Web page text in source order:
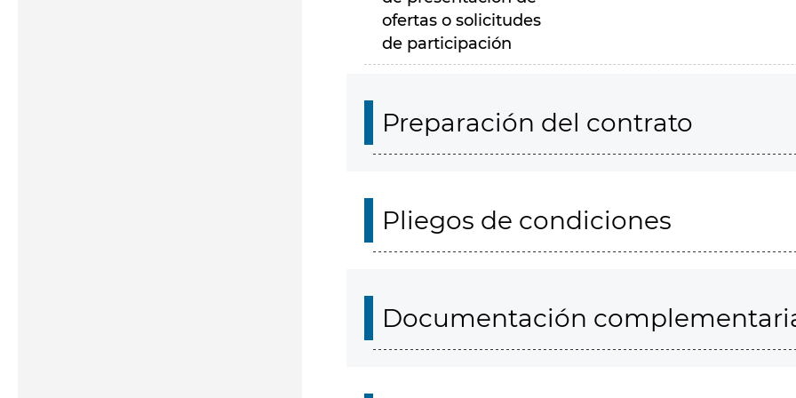
ofertas o solicitudes
de participación
Preparación del contrato
Pliegos de condiciones
Documentación